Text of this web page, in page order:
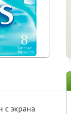
с экрана